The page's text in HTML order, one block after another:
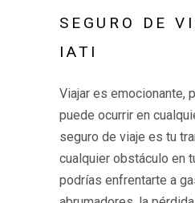
SEGURO DE
IATI
Viajar es emocionante,
puede ocurrir en
seguro de viaje es tu
cualquier obstáculo en
podrías enfrentarte a